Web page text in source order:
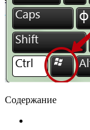
Содержание